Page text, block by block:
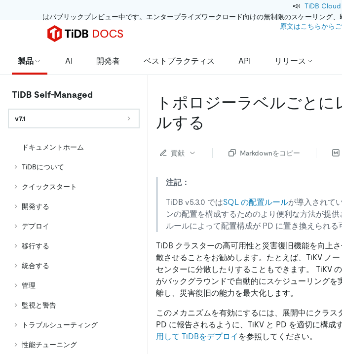
📣 TiDB
はパブリックプレビュー中です。エンタープライズワークロード向けの無制限のスケーリング
原文はこちらから
製品 AI 開発者 ベストプラクティス API リリース
TiDB Self-Managed
v7.1
ドキュメントホーム
TiDBについて
クイックスタート
開発する
デプロイ
移行する
統合する
管理
監視と警告
トラブルシューティング
性能チューニング
トポロジーラベルごと
ルする
貢献 Markdownをコピー
注記：
TiDB v5.3.0 ではSQL の配置ルールが導入されて
ンの配置を構成するためのより便利な方法が提
ルールによって配置構成が PD に置き換えられる
TiDB クラスターの高可用性と災害復旧機能を向上
散させることをお勧めします。たとえば、TiKV ノ
センターに分散したりすることもできます。 TiKV
がバックグラウンドで自動的にスケジューリング
離し、災害復旧の能力を最大化します。
このメカニズムを有効にするには、展開中にクラ
PD に報告されるように、TiKV と PD を適切に構
用して TiDBをデプロイ を参照してください。